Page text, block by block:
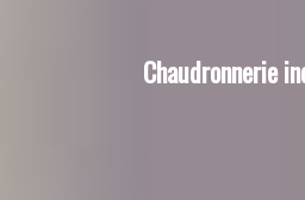
Chaudronnerie